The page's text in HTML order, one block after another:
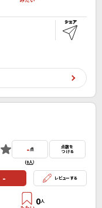
-点
(0人）
点数を
つける
- レビューする
0人